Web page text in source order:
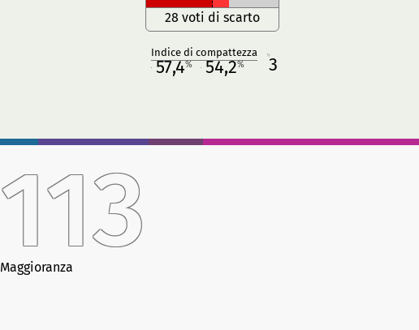
28 voti di scarto
Indice di compattezza
57,4% 54,2% 3
113
Maggioranza